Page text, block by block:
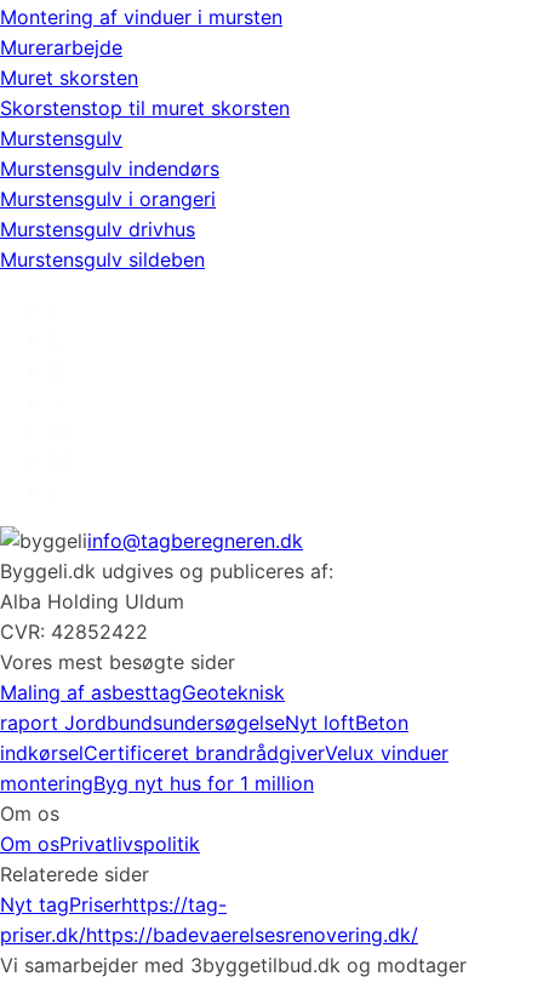
Montering af vinduer i mursten
Murerarbejde
Muret skorsten
Skorstenstop til muret skorsten
Murstensgulv
Murstensgulv indendørs
Murstensgulv i orangeri
Murstensgulv drivhus
Murstensgulv sildeben
info@tagberegneren.dk
Byggeli.dk udgives og publiceres af:
Alba Holding Uldum
CVR: 42852422
Vores mest besøgte sider
Maling af asbesttagGeoteknisk
raport JordbundsundersøgelseNyt loftBeton
indkørselCertificeret brandrådgiverVelux vinduer
monteringByg nyt hus for 1 million
Om os
Om osPrivatlivspolitik
Relaterede sider
Nyt tagPriserhttps://tag-
priser.dk/https://badevaerelsesrenovering.dk/
Vi samarbejder med 3byggetilbud.dk og modtager